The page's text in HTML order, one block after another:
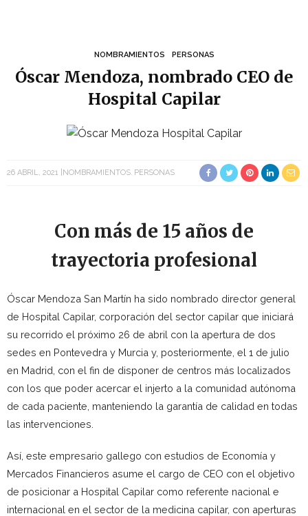
NOMBRAMIENTOS PERSONAS
Óscar Mendoza, nombrado CEO de
Hospital Capilar
26 ABRIL, 2021 NOMBRAMIENTOS PERSONAS
Con más de 15 años de
trayectoria profesional
Óscar Mendoza San Martín ha sido nombrado director general
de Hospital Capilar, corporación del sector capilar que iniciará
su recorrido el próximo 26 de abril con la apertura de dos
sedes en Pontevedra y Murcia y, posteriormente, el 1 de julio
en Madrid, con el fin de disponer de centros más localizados
con los que poder acercar el injerto a la comunidad autónoma
de cada paciente, manteniendo la garantía de calidad en todas
las intervenciones.
Así, este empresario gallego con estudios de Economía y
Mercados Financieros asume el cargo de CEO con el objetivo
de posicionar a Hospital Capilar como referente nacional e
internacional en el sector de la medicina capilar, con aperturas